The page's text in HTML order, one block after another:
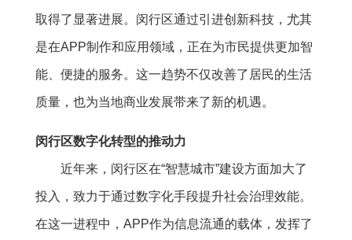
取得了显著进展。闵行区通过引进创新科技，尤其
是在APP制作和应用领域，正在为市民提供更加智
能、便捷的服务。这一趋势不仅改善了居民的生活
质量，也为当地商业发展带来了新的机遇。
闵行区数字化转型的推动力
近年来，闵行区在“智慧城市”建设方面加大了
投入，致力于通过数字化手段提升社会治理效能。
在这一进程中，APP作为信息流通的载体，发挥了